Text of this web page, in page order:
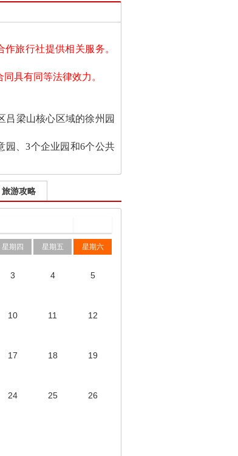
作旅行社提供相关服务。
具有同等法律效力。
吕梁山核心区域的徐州园
园、3个企业园和6个公共
旅游攻略
星期四 星期五 星期六
3 4 5
10 11 12
17 18 19
24 25 26